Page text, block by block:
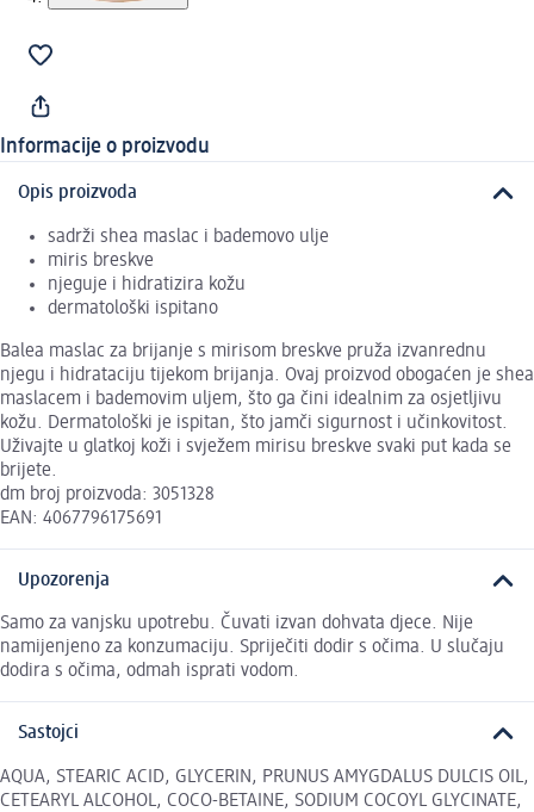
Informacije o proizvodu
Opis proizvoda
sadrži shea maslac i bademovo ulje
miris breskve
njeguje i hidratizira kožu
dermatološki ispitano
Balea maslac za brijanje s mirisom breskve pruža izvanrednu
njegu i hidrataciju tijekom brijanja. Ovaj proizvod obogaćen je shea
maslacem i bademovim uljem, što ga čini idealnim za osjetljivu
kožu. Dermatološki je ispitan, što jamči sigurnost i učinkovitost.
Uživajte u glatkoj koži i svježem mirisu breskve svaki put kada se
brijete.
dm broj proizvoda: 3051328
EAN: 4067796175691
Upozorenja
Samo za vanjsku upotrebu. Čuvati izvan dohvata djece. Nije
namijenjeno za konzumaciju. Spriječiti dodir s očima. U slučaju
dodira s očima, odmah isprati vodom.
Sastojci
AQUA, STEARIC ACID, GLYCERIN, PRUNUS AMYGDALUS DULCIS OIL,
CETEARYL ALCOHOL, COCO-BETAINE, SODIUM COCOYL GLYCINATE,